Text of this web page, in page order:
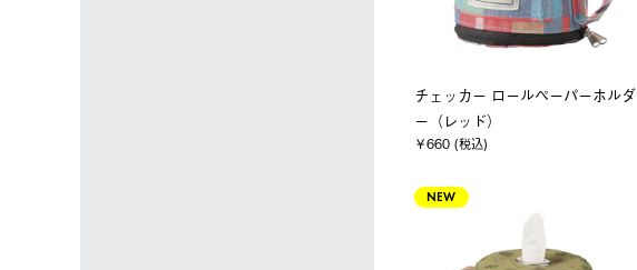
チェッカー ロールペーパーホルダ
ー（レッド）
￥660 (税込)
NEW